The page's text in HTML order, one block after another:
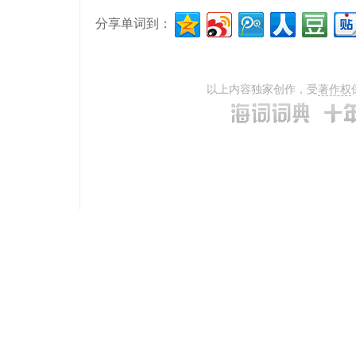
分享单词到：
以上内容独家创作，受著作权